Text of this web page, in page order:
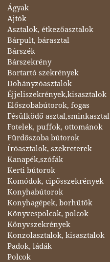
Ágyak
Ajtók
Asztalok, étkezőasztalok
Bárpult, bárasztal
Bárszék
Bárszekrény
Bortartó szekrények
Dohányzóasztalok
Éjjeliszekrények,kisasztalok
Előszobabútorok, fogas
Fésülködő asztal,sminkasztal
Fotelek, puffok, ottománok
Fürdőszoba bútorok
Íróasztalok, szekreterek
Kanapék,szófák
Kerti bútorok
Komódok, cipősszekrények
Konyhabútorok
Konyhagépek, borhűtők
Könyvespolcok, polcok
Könyvszekrények
Konzolasztalok, kisasztalok
Padok, ládák
Polcok